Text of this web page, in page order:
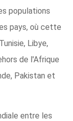
populations
pays, où cette
Libye,
de l'Afrique
Pakistan et
entre les